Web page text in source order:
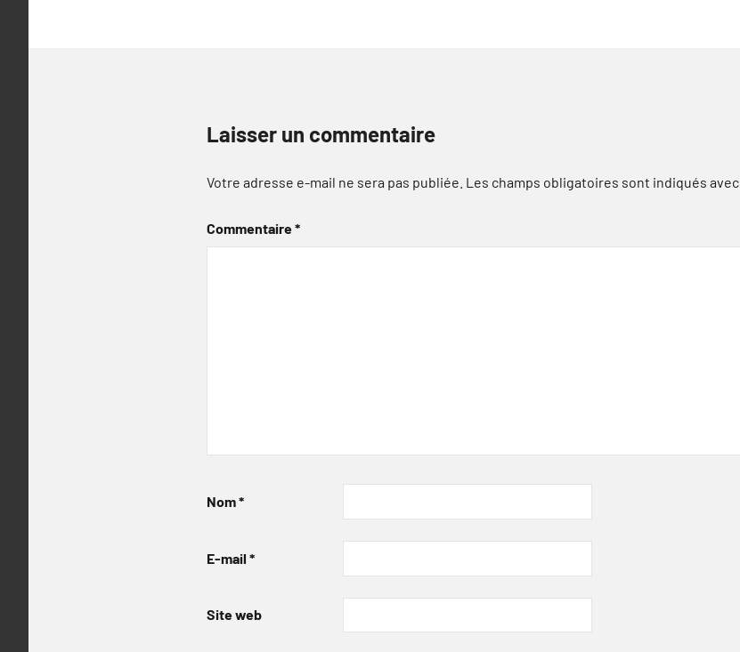
Laisser un commentaire
Votre adresse e-mail ne sera pas publiée. Les champs obligatoires sont indiqués avec
Commentaire*
Nom*
E-mail *
Site web